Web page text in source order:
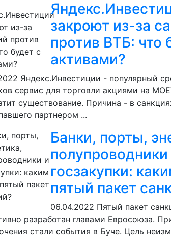
закроют из-за
против ВТБ: что
активами?
Яндекс.Инвестиции - популярный
сервис для торговли акциями на
существование. Причина - в
партнером ...
Банки, порты,
полупроводники
госзакупки:
пятый пакет
06.04.2022 Пятый пакет
разработан главами Евросоюза.
стали события в Буче. Цель